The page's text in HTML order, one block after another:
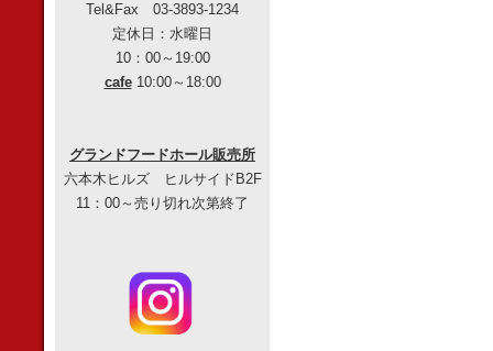
Tel&Fax 03-3893-1234
定休日：水曜日
10：00～19:00
cafe10:00～18:00
グランドフードホール販売所
六本木ヒルズ ヒルサイドB2F
11：00～売り切れ次第終了